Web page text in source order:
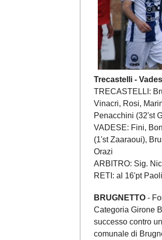
Trecastelli -
TRECASTELLI:
Vinacri, Rosi,
Penacchini (32'st
VADESE: Fini,
(1'st Zaaraoui),
Orazi
ARBITRO: Sig.
RETI: al 16'pt
BRUGNETTO -
Categoria Girone
successo contro
comunale di